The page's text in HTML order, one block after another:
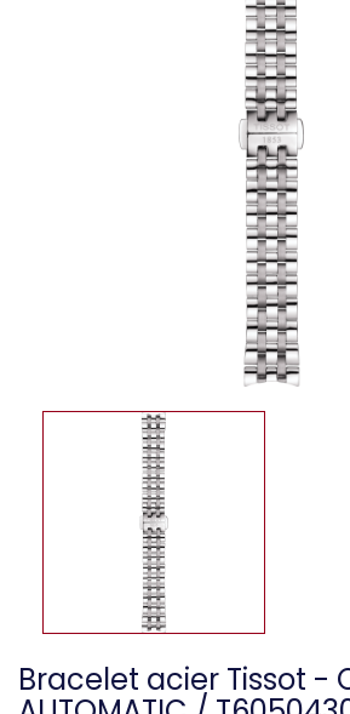
Bracelet acier Tissot -